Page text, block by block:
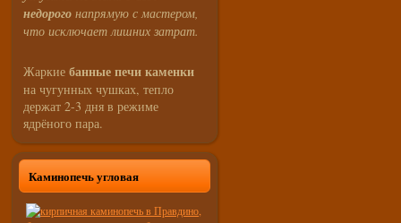
недорого напрямую с мастером,
что исключает лишних затрат.
Жаркие банные печи каменки
на чугунных чушках, тепло
держат 2-3 дня в режиме
ядрёного пара.
Каминопечь угловая